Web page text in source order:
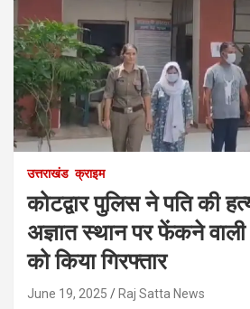
उत्तराखंड क्राइम
कोटद्वार पुलिस ने पति की
अज्ञात स्थान पर फेंकने वाली
को किया गिरफ्तार
June 19, 2025 Raj Satta News